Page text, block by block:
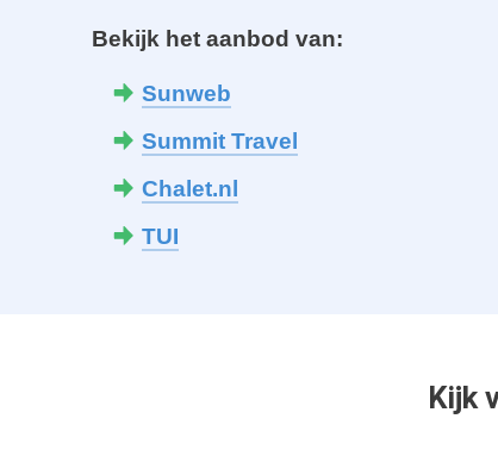
Bekijk het aanbod van:
Sunweb
Summit Travel
Chalet.nl
TUI
Kijk